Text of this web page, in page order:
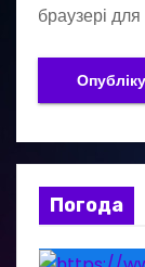
браузері
Погода